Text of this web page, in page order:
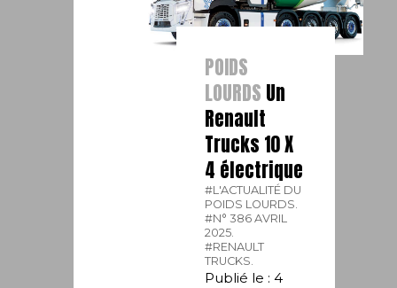
POIDS
LOURDS Un
Renault
Trucks 10 X
4 électrique
#L'ACTUALITÉ DU
POIDS LOURDS.
#N° 386 AVRIL
2025.
#RENAULT
TRUCKS.
Publié le : 4